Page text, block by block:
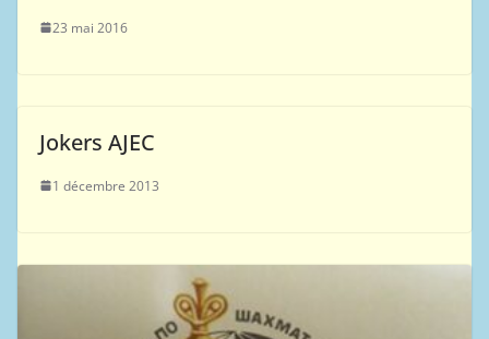
23 mai 2016
Jokers AJEC
1 décembre 2013